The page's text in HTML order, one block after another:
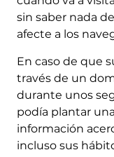
sin saber nada
afecte a los
En caso de que
través de un
durante unos
podía plantar
información
incluso sus